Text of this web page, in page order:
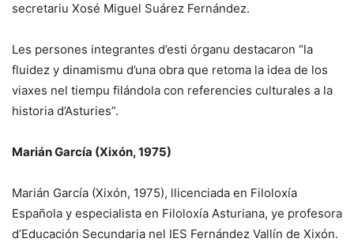
secretariu Xosé Miguel Suárez Fernández.
Les persones integrantes d’esti órganu destacaron “la
fluidez y dinamismu d’una obra que retoma la idea de los
viaxes nel tiempu filándola con referencies culturales a la
historia d’Asturies”.
Marián García (Xixón, 1975)
Marián García (Xixón, 1975), llicenciada en Filoloxía
Española y especialista en Filoloxía Asturiana, ye profesora
d’Educación Secundaria nel IES Fernández Vallín de Xixón.